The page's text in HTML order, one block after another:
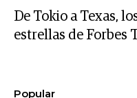
De Tokio a Texas,
estrellas de Forbes
Popular